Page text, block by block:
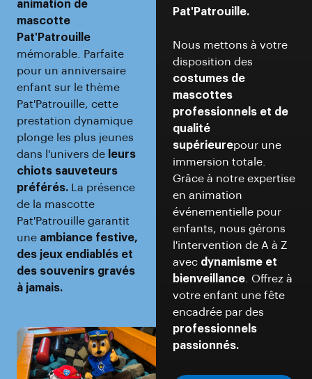
animation de
mascotte
Pat'Patrouille
mémorable. Parfaite
pour un anniversaire
enfant sur le thème
Pat'Patrouille, cette
prestation dynamique
plonge les plus jeunes
dans l'univers de leurs
chiots sauveteurs
préférés. La présence
de la mascotte
Pat'Patrouille garantit
une ambiance festive,
des jeux endiablés et
des souvenirs gravés
à jamais.
Pat'Patrouille.
Nous mettons à votre
disposition des
costumes de
mascottes
professionnels et de
qualité
supérieurepour une
immersion totale.
Grâce à notre expertise
en animation
événementielle pour
enfants, nous gérons
l'intervention de A à Z
avec dynamisme et
bienveillance . Offrez à
votre enfant une fête
encadrée par des
professionnels
passionnés.